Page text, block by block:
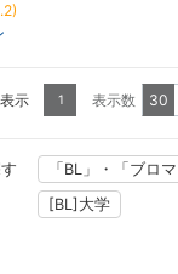
示 1 表示数 30
「BL」・「ブロ
[BL]大学